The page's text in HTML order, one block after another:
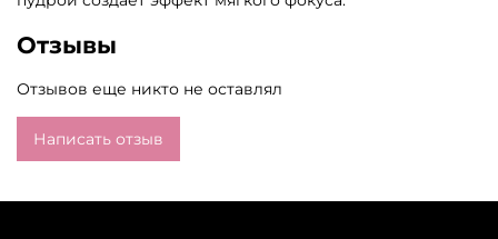
Отзывы
Отзывов еще никто не оставлял
Написать отзыв